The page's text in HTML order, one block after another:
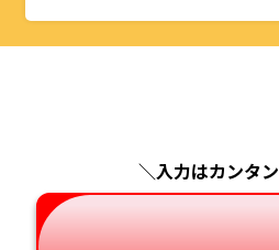
山形県
千葉県
福井県
岐阜県
京都府
島根県
福岡県
＼入力はカンタン